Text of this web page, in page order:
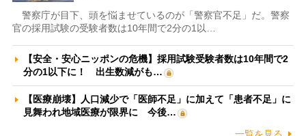
警察庁が目下、頭を悩ませているのが「警察官不足」だ。警察
官の採用試験の受験者数は10年間で2分の1以…
【安全・安心ニッポンの危機】採用試験受験者数は10年間で2
分の1以下に！ 出生数減がも…
【医療崩壊】人口減少で「医師不足」に加えて「患者不足」に
見舞われ地域医療が限界に 今後…